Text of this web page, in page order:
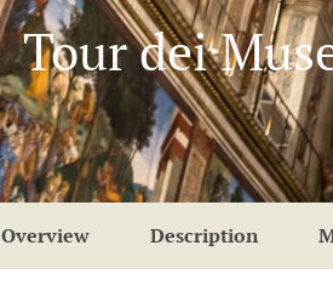
Tour dei
Overview Description